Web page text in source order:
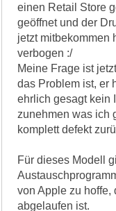
einen Retail Store
geöffnet und der
jetzt mitbekommen
verbogen :/
Meine Frage ist
das Problem ist, er
ehrlich gesagt kein
zunehmen was ich
komplett defekt
Für dieses Modell
von Apple zu hoffe,
abgelaufen ist.